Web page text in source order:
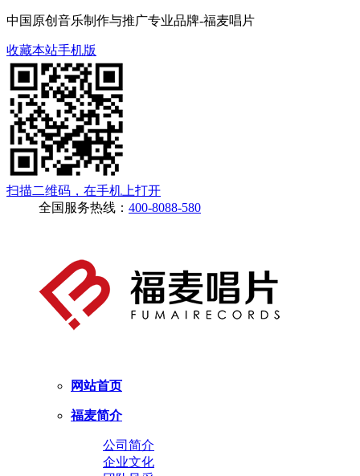
中国原创音乐制作与推广专业品牌-福麦唱片
收藏本站手机版
扫描二维码，在手机上打开
全国服务热线： 400-8088-580
网站首页
福麦简介
公司简介
企业文化